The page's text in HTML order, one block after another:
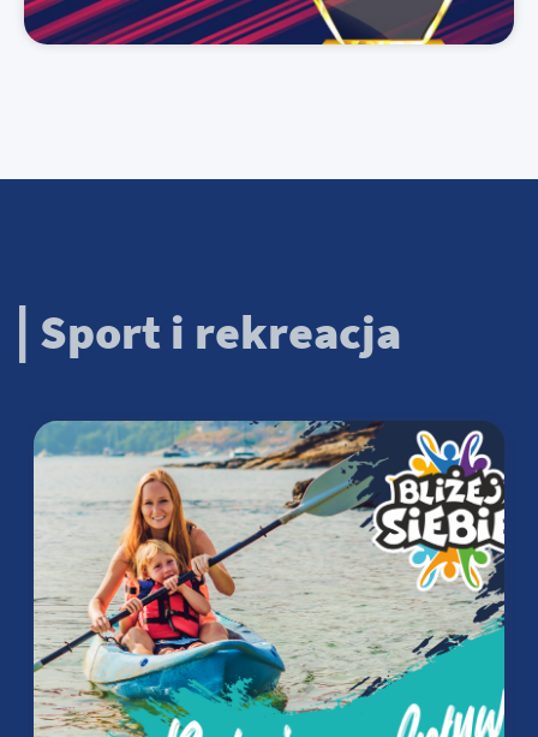
Sport i rekreacja